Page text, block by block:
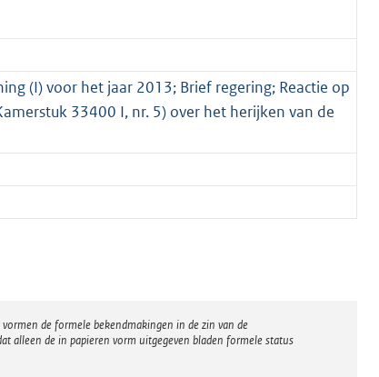
(I) voor het jaar 2013; Brief regering; Reactie op
33400 I, nr. 5) over het herijken van de
de formele bekendmakingen in de zin van de
alleen de in papieren vorm uitgegeven bladen formele status